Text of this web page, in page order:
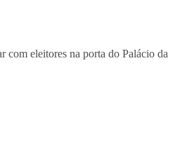
com eleitores na porta do Palácio da